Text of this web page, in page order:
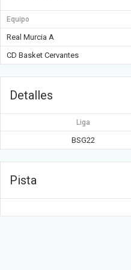
Equipo
Real Murcia A
CD Basket Cervantes
Detalles
Liga
BSG22
Pista